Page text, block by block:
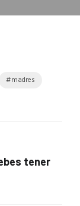
madres
tener